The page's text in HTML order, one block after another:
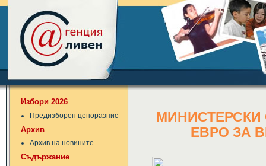
Избори 2026
Предизборен ценоразпис
Архив
Архив на новините
Съдържание
МИНИСТЕРСКИ
ЕВРО ЗА